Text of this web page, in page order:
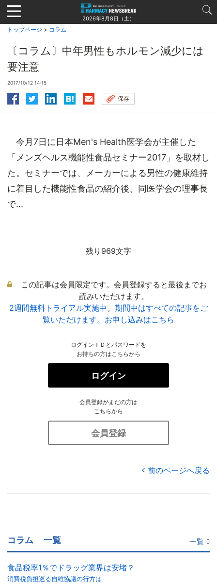
Jump
to
navigation
2026年8月8日（土）
トップページ > コラム
〔コラム〕中年男性もホルモン減少には
要注意
2017/10/12 14:15
保存
今月7日に日本Men's Health医学会が主催した
「メンズヘルス機能性食品セミナー2017」を取材し
た。セミナーでは、メーカーによる男性の健康維持
に着目した機能性食品の紹介後、同医学会の理事長
で...
残り969文字
この記事は会員限定です。会員登録すると最後までお
読みいただけます。
2週間無料トライアル実施中。期間中はすべての記事をご
覧いただけます。お申し込みはこちら
ログインＩＤとパスワードを
お持ちの方はこちらから
ログイン
会員登録がまだの方は
こちらから
会員登録
前のページへ戻る
コラム 一覧 一覧
食品税率1％でドラッグ業界は安堵？
消費税負担巡る自維協議の行方は